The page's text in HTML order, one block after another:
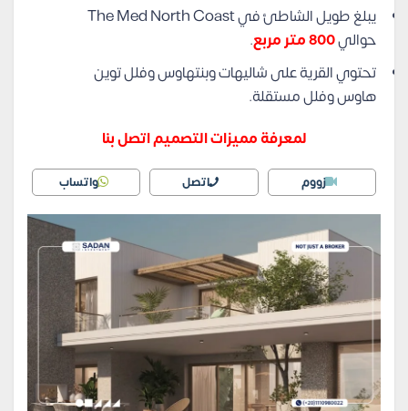
يبلغ طويل الشاطئ في The Med North Coast
حوالي
.
تحتوي القرية على شاليهات وبنتهاوس وفلل توين
هاوس وفلل مستقلة.
لمعرفة مميزات التصميم اتصل بنا
زووم اتصل واتساب